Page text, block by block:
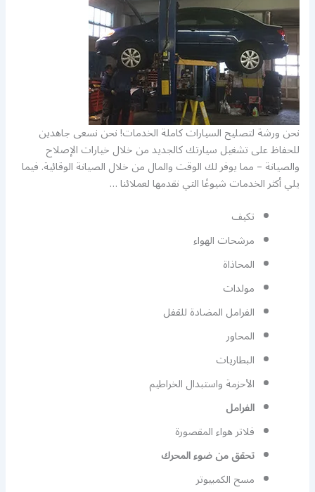
نحن ورشة لتصليح السيارات كاملة الخدمات! نحن نسعى جاهدين
للحفاظ على تشغيل سيارتك كالجديد من خلال خيارات الإصلاح
والصيانة – مما يوفر لك الوقت والمال من خلال الصيانة الوقائية. فيما
يلي أكثر الخدمات شيوعًا التي نقدمها لعملائنا …
تكيف
مرشحات الهواء
المحاذاة
مولدات
الفرامل المضادة للقفل
المحاور
البطاريات
الأحزمة واستبدال الخراطيم
الفرامل
فلاتر هواء المقصورة
تحقق من ضوء المحرك
مسح الكمبيوتر